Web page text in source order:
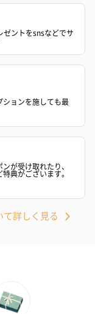
ゼントをsnsなどでサ
ションを施しても最
が受け取れたり、
典がございます。
て詳しく見る